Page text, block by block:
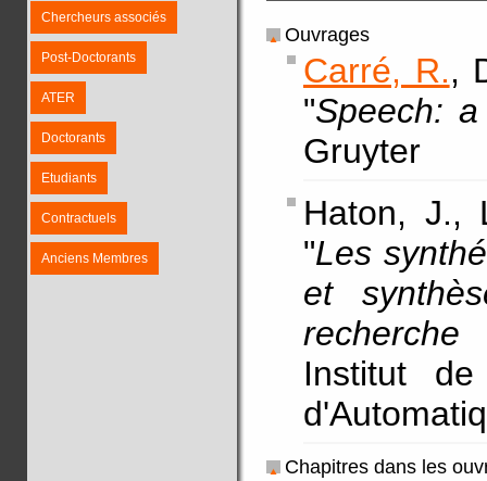
Chercheurs associés
Post-Doctorants
ATER
Doctorants
Etudiants
Contractuels
Anciens Membres
Ouvrages
Carré, R.,
"Speech:
Gruyter
Haton,
"Les
et
Institut
Chapitres dans les